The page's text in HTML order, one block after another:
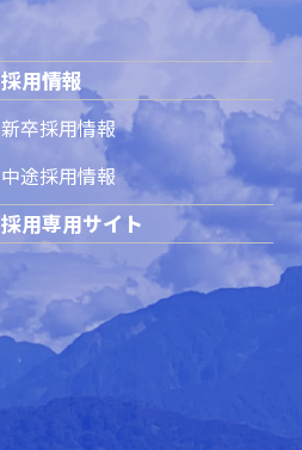
採用情報
新卒採用情報
中途採用情報
採用専用サイト